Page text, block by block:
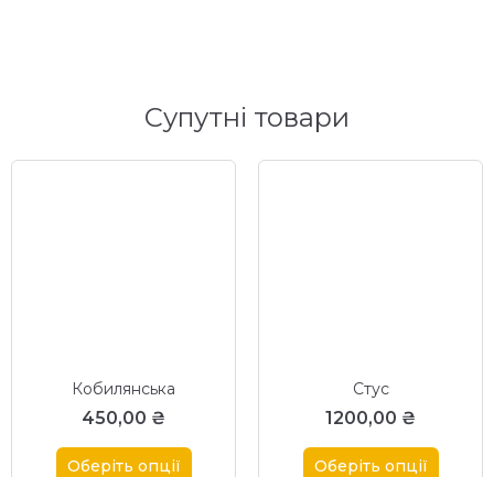
Супутні товари
Кобилянська
450,00 ₴
Оберіть опції
Стус
1200,00 ₴
Оберіть опції